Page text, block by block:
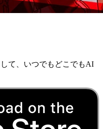
て、いつでもどこでもAI